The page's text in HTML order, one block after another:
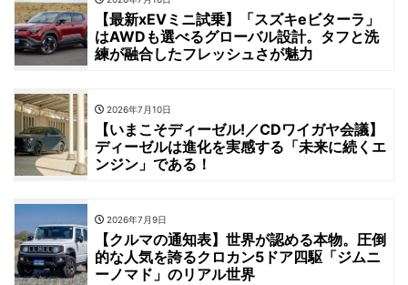
【最新xEVミニ試乗】「スズキeビターラ」
はAWDも選べるグローバル設計。タフと洗
練が融合したフレッシュさが魅力
2026年7月10日
【いまこそディーゼル!／CDワイガヤ会議】
ディーゼルは進化を実感する「未来に続くエ
ンジン」である！
2026年7月9日
【クルマの通知表】世界が認める本物。圧倒
的な人気を誇るクロカン5ドア四駆「ジムニ
ーノマド」のリアル世界